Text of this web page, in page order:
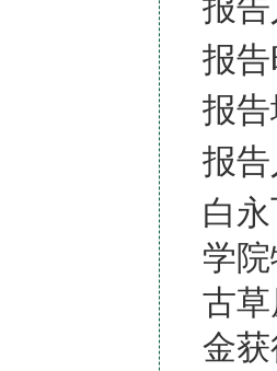
报
报告
报
报
白
学
古
金